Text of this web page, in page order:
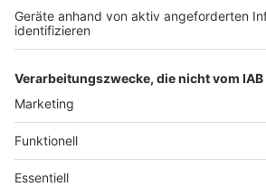
Mehr Informationen
powered by
Usercentrics
Eine ungewöhnliche Kollaboration, die
hat: "Spicy Margarita" - von und mit
Michael Bublé.
Anzeige